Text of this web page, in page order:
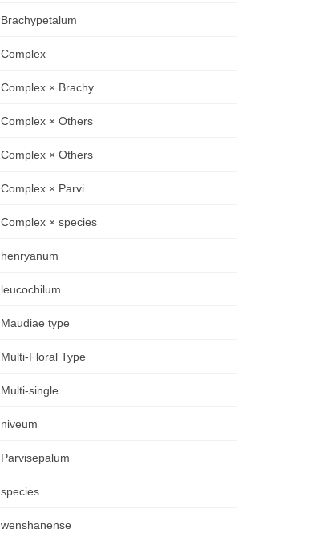
Brachypetalum
Complex
Complex × Brachy
Complex × Others
Complex × Others
Complex × Parvi
Complex × species
henryanum
leucochilum
Maudiae type
Multi-Floral Type
Multi-single
niveum
Parvisepalum
species
wenshanense